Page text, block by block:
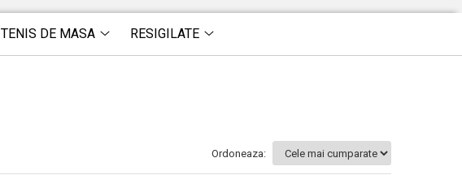
TENIS DE MASA RESIGILATE
Ordoneaza: